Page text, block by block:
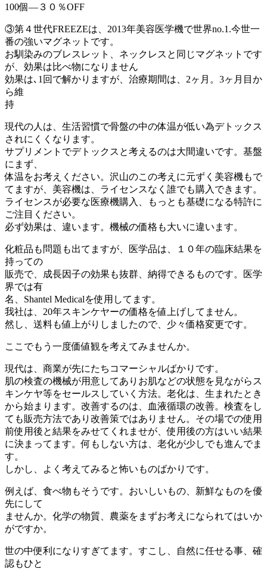
100個―３０％OFF
③第４世代FREEZEは、2013年美容医学機で世界no.1.今世一
番の強いマグネットです。
お馴染みのブレスレット、ネックレスと同じマグネットです
が、効果は比べ物になりません
効果は､1回で解かりますが、治療期間は、2ヶ月。3ヶ月目か
ら維
持
現代の人は、生活習慣で骨盤の中の体温が低い為デトックス
されにくくなります。
サプリメントでデトックスと考えるのは大間違いです。基盤
にまず、
体温をお考えください。沢山のこの考えに元ずく美容機もで
てますが、美容機は、ライセンスなく誰でも購入できます。
ライセンスが必要な医療機購入、もっとも基礎になる特許に
ご注目ください。
必ず効果は、違います。機械の価格も大いに違います。
化粧品も問題も出てますが、医学品は、１０年の臨床結果を
持っての
販売で、成長因子の効果も抜群、納得できるものです。医学
界では有
名、Shantel Medicalを使用してます。
我社は、20年スキンケヤーの価格を値上げしてません。
然し、送料も値上がりしましたので、少々価格変更です。
ここでもう一度価値観を考えてみませんか。
現代は、商業が先にたちコマーシャルばかりです。
肌の検査の機械が用意してありお肌などの状態を見ながらス
キンケヤ等をセールスしていく方法。老化は、生まれたとき
から始まります。改善するのは、血液循環の改善。検査をし
ても販売方法であり改善策ではありません。その場での使用
前使用後と結果をみせてくれませが、使用後の方はいい結果
に決まってます。何もしない方は、老化が少しでも進んでま
す。
しかし、よく考えてみると怖いものばかりです。
例えば、食べ物もそうです。おいしいもの、新鮮なものを優
先にして
ませんか。化学の物質、農薬をまずお考えになられてはいか
がですか。
世の中便利になりすぎてます。すこし、自然に任せる事、確
認もひと